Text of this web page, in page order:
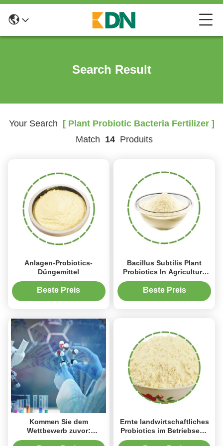
Search Result
Your Search [ Plant Probiotic Bacteria Fertilizer ]
Match 14Produits
Anlagen-Probiotics-
Düngemittel
Beste Preis
Bacillus Subtilis Plant
Probiotics In Agriculture
Avoid Nematode Diseases
Beste Preis
Kommen Sie dem
Wettbewerb zuvor:
Nutzbarmachung des
Ernte landwirtschaftliches
Probiotics im Betriebsem-
Bakterien-Pulver